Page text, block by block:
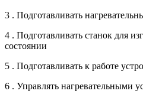
3 . Подготавливать
4 . Подготавливать станок для
состоянии
5 . Подготавливать к работе
6 . Управлять нагревательными